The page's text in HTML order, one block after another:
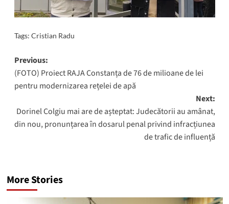
Tags: Cristian Radu
Post
navigation
Previous:
(FOTO) Proiect RAJA Constanța de 76 de milioane de lei
pentru modernizarea rețelei de apă
Next:
Dorinel Colgiu mai are de așteptat: Judecătorii au amânat,
din nou, pronunțarea în dosarul penal privind infracțiunea
de trafic de influență
More Stories